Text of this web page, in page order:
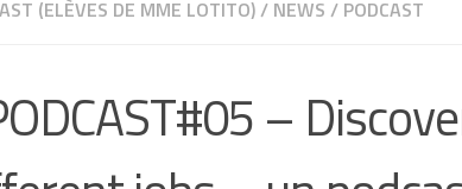
(ELÈVES DE MME LOTITO)/ NEWS / PODCAST
–